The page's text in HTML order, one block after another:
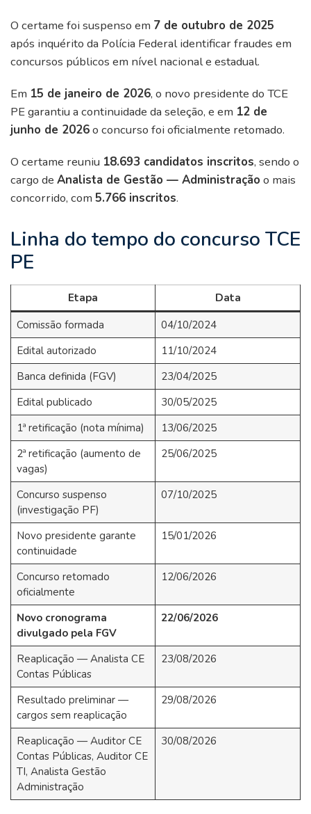
O certame foi suspenso em 7 de outubro de 2025
após inquérito da Polícia Federal identificar fraudes em
concursos públicos em nível nacional e estadual.
Em 15 de janeiro de 2026, o novo presidente do TCE
PE garantiu a continuidade da seleção, e em 12 de
junho de 2026o concurso foi oficialmente retomado.
O certame reuniu 18.693 candidatos inscritos, sendo o
cargo de Analista de Gestão — Administração o mais
concorrido, com 5.766 inscritos.
Linha do tempo do concurso TCE
PE
Etapa
Data
Comissão formada
04/10/2024
Edital autorizado
11/10/2024
Banca definida (FGV)
23/04/2025
Edital publicado
30/05/2025
1ª retificação (nota mínima)
13/06/2025
2ª retificação (aumento de
vagas)
25/06/2025
Concurso suspenso
(investigação PF)
07/10/2025
Novo presidente garante
continuidade
15/01/2026
Concurso retomado
oficialmente
12/06/2026
Novo cronograma
divulgado pela FGV
22/06/2026
Reaplicação — Analista CE
Contas Públicas
23/08/2026
Resultado preliminar —
cargos sem reaplicação
29/08/2026
Reaplicação — Auditor CE
Contas Públicas, Auditor CE
TI, Analista Gestão
Administração
30/08/2026